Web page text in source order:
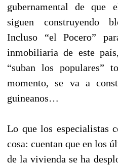
gubernamental de que
siguen construyendo
Incluso “el Pocero”
inmobiliaria de este
“suban los populares”
momento, se va a
guineanos…
Lo que los especialistas
cosa: cuentan que en los
de la vivienda se ha